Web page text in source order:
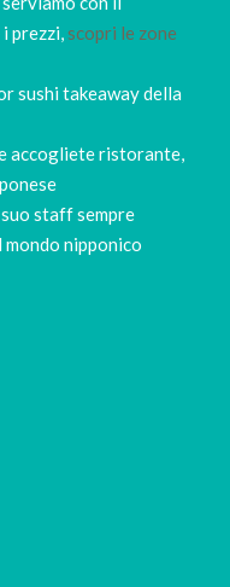
i prezzi,scopri le zone
sushi takeaway della
accogliete ristorante,
staff sempre
mondo nipponico